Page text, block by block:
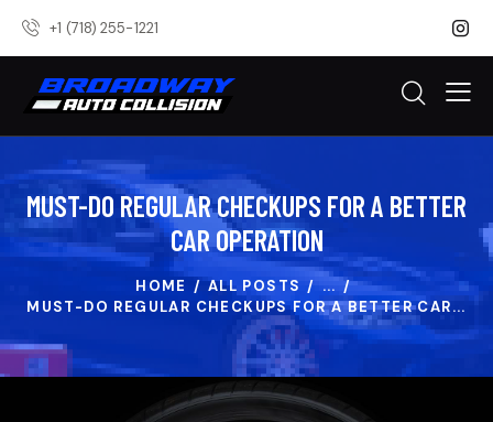
+1 (718) 255-1221
MUST-DO REGULAR CHECKUPS FOR A BETTER
CAR OPERATION
HOME ALL POSTS
...
MUST-DO REGULAR CHECKUPS FOR A BETTER CAR...